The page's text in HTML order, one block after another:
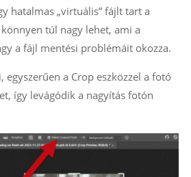
hatalmas „virtuális” fájlt tart a
túl nagy lehet, ami a
a fájl mentési problémáit okozza.
egyszerűen a Crop eszközzel a fotó
így levágódik a nagyítás fotón